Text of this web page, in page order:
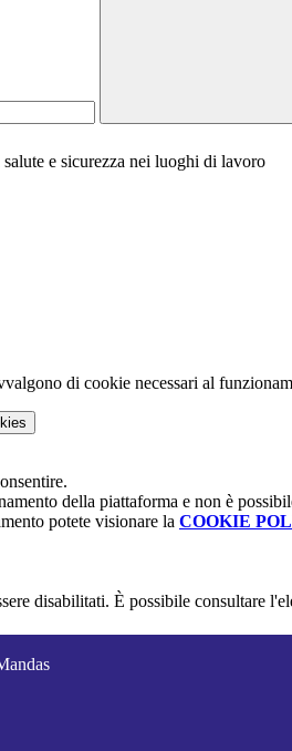
e sicurezza nei luoghi di lavoro
di cookie necessari al
della piattaforma e non è
potete visionare la COOKIE
disabilitati. È possibile consultare